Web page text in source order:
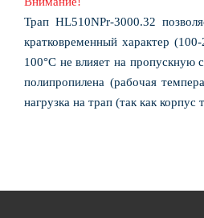
Трап HL510NPr-3000.32
кратковременный характер
100°С не влияет на пропускную
полипропилена (рабочая
нагрузка на трап (так как